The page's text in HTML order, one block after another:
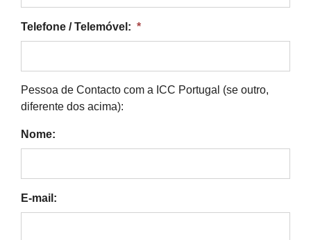
Telefone / Telemóvel: *
Pessoa de Contacto com a ICC Portugal (se outro,
diferente dos acima):
Nome:
E-mail: